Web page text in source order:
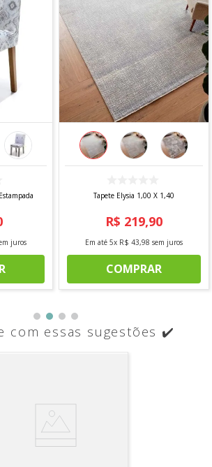
juros
Tapete Elysia 1,00 X 1,40
R$ 219,90
Em até 5x R$ 43,98 sem juros
COMPRAR
com essas sugestões ✔️